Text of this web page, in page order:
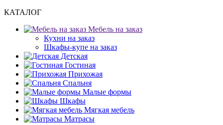
КАТАЛОГ
Мебель на заказ
Кухни на заказ
Шкафы-купе на заказ
Детская
Гостиная
Прихожая
Спальня
Малые формы
Шкафы
Мягкая мебель
Матрасы